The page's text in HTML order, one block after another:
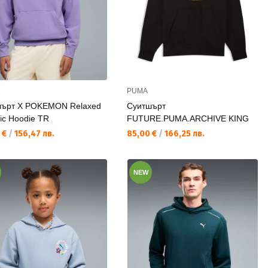
X POKEMON Relaxed
Hoodie TR
цена:
€ / 156,47 лв.
PUMA
Суитшърт
FUTURE.PUMA.ARCHIVE KING
Текуща цена:
85,00 € / 166,25 лв.
NEW